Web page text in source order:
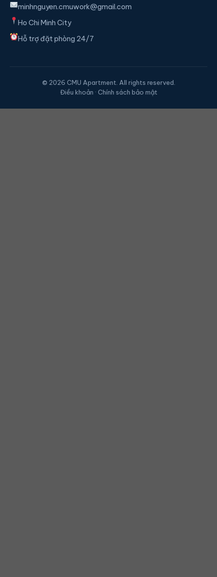
minhnguyen.cmuwork@gmail.com
Ho Chi Minh City
Hỗ trợ đặt phòng 24/7
© 2026 CMU Apartment. All rights reserved.
Điều khoản · Chính sách bảo mật